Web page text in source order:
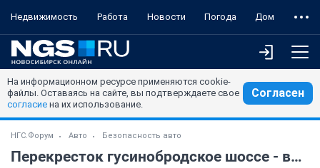
Недвижимость Работа Новости Погода Дом
На информационном ресурсе применяются cookie-
файлы. Оставаясь на сайте, вы подтверждаете свое
согласие на их использование.
Согласен
НГС.Форум Авто Безопасность авто
Перекресток гусинобродское шоссе - волочаевская (возле ленты)